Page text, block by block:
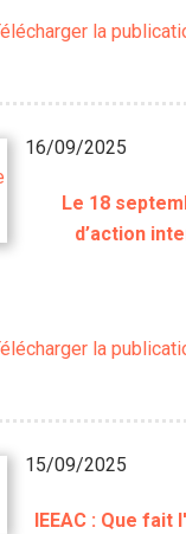
la
16/09/2025
Le 18
d’action
la
15/09/2025
IEEAC : Que